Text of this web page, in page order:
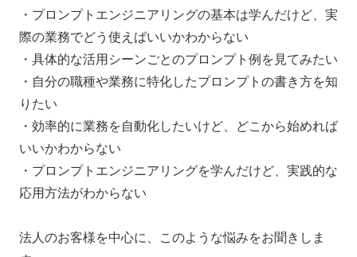
・プロンプトエンジニアリングの基本は学んだけど、実
際の業務でどう使えばいいかわからない
・具体的な活用シーンごとのプロンプト例を見てみたい
・自分の職種や業務に特化したプロンプトの書き方を知
りたい
・効率的に業務を自動化したいけど、どこから始めれば
いいかわからない
・プロンプトエンジニアリングを学んだけど、実践的な
応用方法がわからない
法人のお客様を中心に、このような悩みをお聞きしま